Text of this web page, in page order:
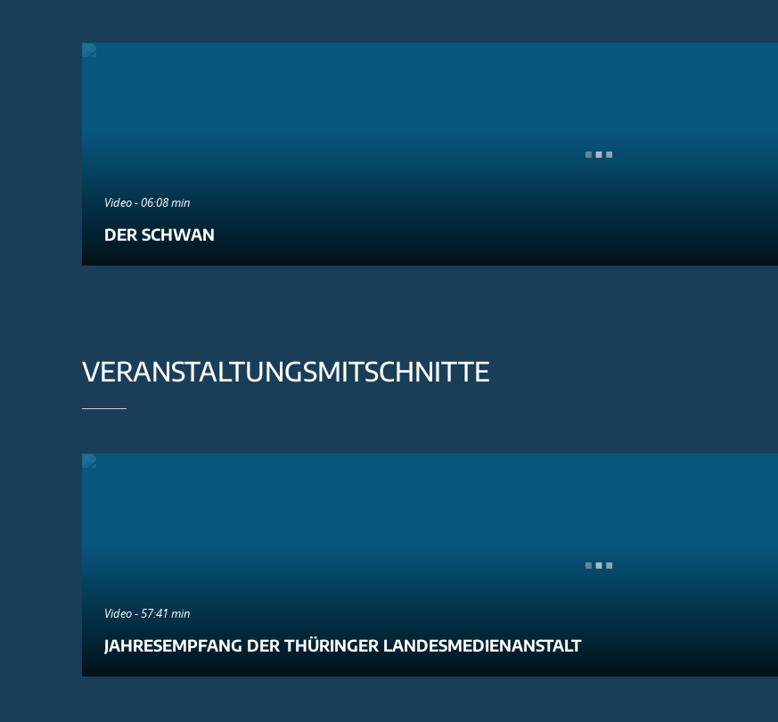
Video - 06:08 min
DER SCHWAN
VERANSTALTUNGSMITSCHNITTE
Video - 57:41 min
JAHRESEMPFANG DER THÜRINGER LANDESMEDIENANSTALT